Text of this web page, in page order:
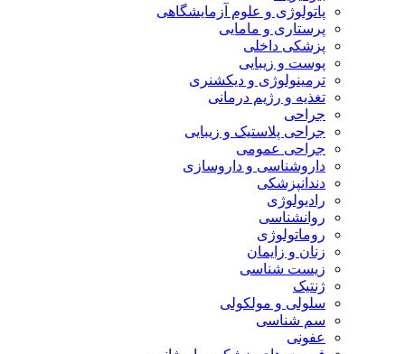
پاتولوژی و علوم آزمایشگاهی
پرستاری و مامایی
پزشکی داخلی
پوست و زیبایی
ترمینولوژی و دیکشنری
تغذیه و رژیم درمانی
جراحی
جراحی پلاستیک و زیبایی
جراحی عمومی
داروشناسی و داروسازی
دندانپزشکی
رادیولوژی
روانشناسی
روماتولوژی
زنان و زایمان
زیست شناسی
ژنتیک
سلولی و مولکولی
سم شناسی
عفونی